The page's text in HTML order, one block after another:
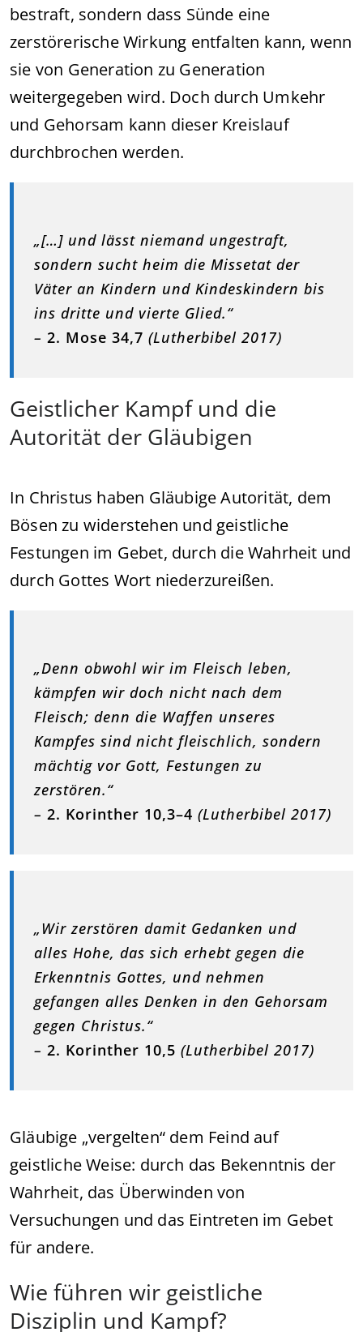
bestraft, sondern dass Sünde eine
zerstörerische Wirkung entfalten kann, wenn
sie von Generation zu Generation
weitergegeben wird. Doch durch Umkehr
und Gehorsam kann dieser Kreislauf
durchbrochen werden.
„[…] und lässt niemand ungestraft,
sondern sucht heim die Missetat der
Väter an Kindern und Kindeskindern bis
ins dritte und vierte Glied.“
– 2. Mose 34,7 (Lutherbibel 2017)
Geistlicher Kampf und die
Autorität der Gläubigen
In Christus haben Gläubige Autorität, dem
Bösen zu widerstehen und geistliche
Festungen im Gebet, durch die Wahrheit und
durch Gottes Wort niederzureißen.
„Denn obwohl wir im Fleisch leben,
kämpfen wir doch nicht nach dem
Fleisch; denn die Waffen unseres
Kampfes sind nicht fleischlich, sondern
mächtig vor Gott, Festungen zu
zerstören.“
– 2. Korinther 10,3–4 (Lutherbibel 2017)
„Wir zerstören damit Gedanken und
alles Hohe, das sich erhebt gegen die
Erkenntnis Gottes, und nehmen
gefangen alles Denken in den Gehorsam
gegen Christus.“
– 2. Korinther 10,5 (Lutherbibel 2017)
Gläubige „vergelten“ dem Feind auf
geistliche Weise: durch das Bekenntnis der
Wahrheit, das Überwinden von
Versuchungen und das Eintreten im Gebet
für andere.
Wie führen wir geistliche
Disziplin und Kampf?